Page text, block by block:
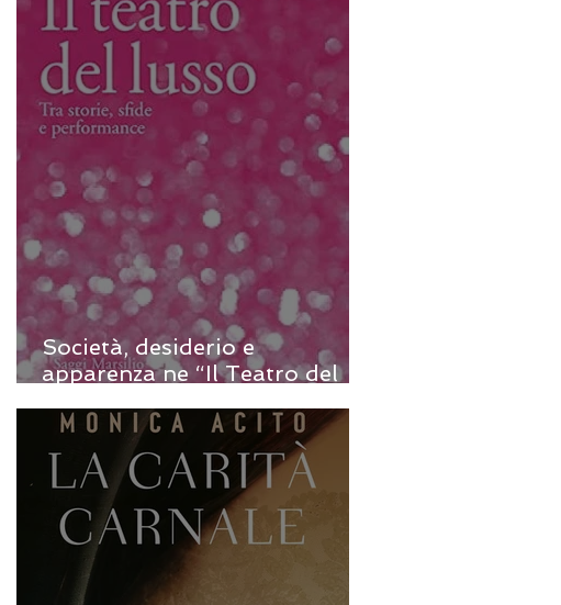
Società, desiderio e
apparenza ne “Il Teatro del